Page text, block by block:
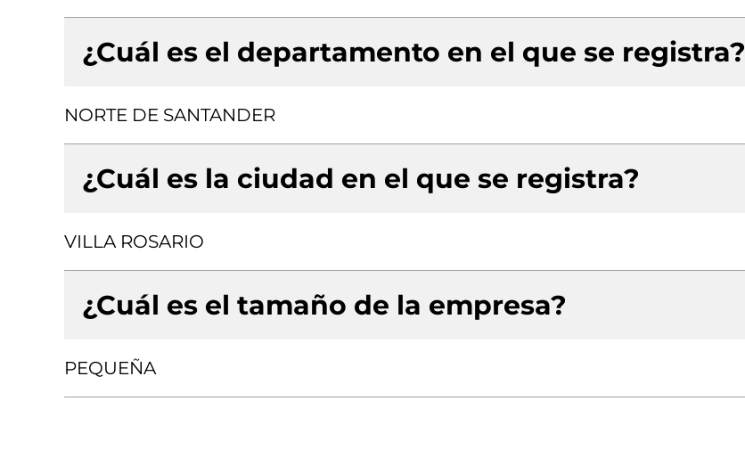
¿Cuál es el departamento en el que se registra?
NORTE DE SANTANDER
¿Cuál es la ciudad en el que se registra?
VILLA ROSARIO
¿Cuál es el tamaño de la empresa?
PEQUEÑA